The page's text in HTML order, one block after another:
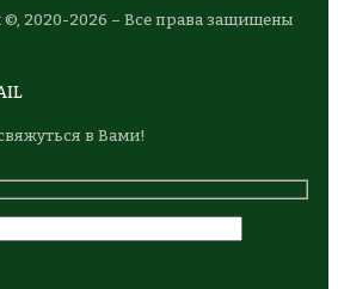
2020-2026 – Все права защищены
в Вами!